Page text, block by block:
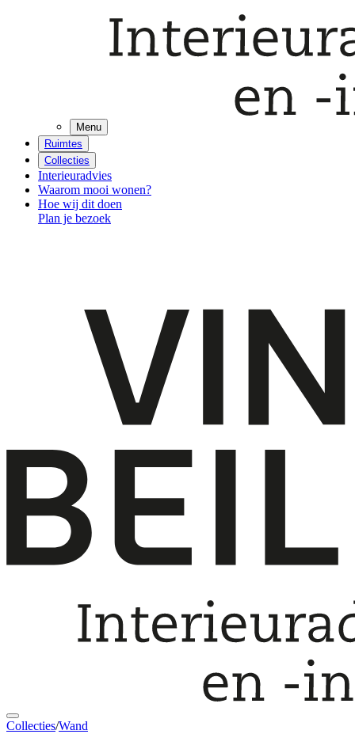
Menu
Ruimtes
Collecties
Interieuradvies
Waarom mooi wonen?
Hoe wij dit doen
Plan je bezoek
Collecties/Wand